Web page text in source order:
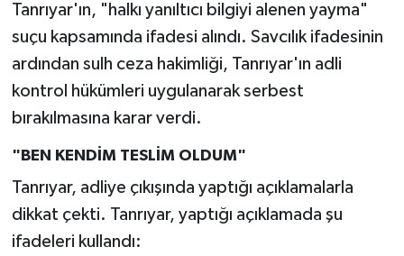
Tanrıyar'ın, "halkı yanıltıcı bilgiyi alenen yayma"
suçu kapsamında ifadesi alındı. Savcılık ifadesinin
ardından sulh ceza hakimliği, Tanrıyar'ın adli
kontrol hükümleri uygulanarak serbest
bırakılmasına karar verdi.
"BEN KENDİM TESLİM OLDUM"
Tanrıyar, adliye çıkışında yaptığı açıklamalarla
dikkat çekti. Tanrıyar, yaptığı açıklamada şu
ifadeleri kullandı: